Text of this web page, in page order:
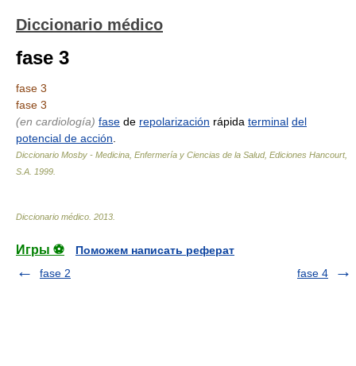
Diccionario médico
fase 3
fase 3
fase 3
(en cardiología) fase de repolarización rápida terminal del
potencial de acción
Diccionario Mosby - Medicina, Enfermería y Ciencias de la Salud, Ediciones Hancourt,
S.A 1999
Diccionario médico 2013
Игры ⚽
Поможем написать реферат
fase 2
fase 4